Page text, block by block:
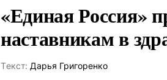
«Единая Россия»
наставникам в
Tекст: Дарья Григоренко